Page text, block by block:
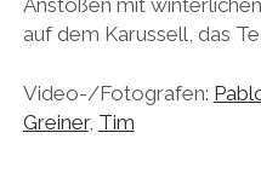
auf dem Karussell, das
Video-/Fotografen:
Greiner, Tim